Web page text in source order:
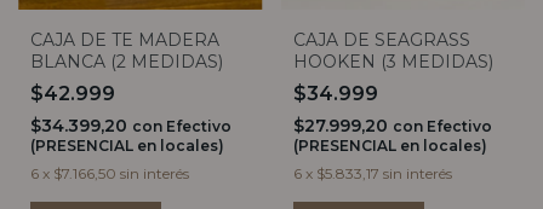
CAJA DE TE MADERA
BLANCA (2 MEDIDAS)
$42.999
$34.399,20 con Efectivo
(PRESENCIAL en locales)
6 x $7.166,50 sin interés
CAJA DE SEAGRASS
HOOKEN (3 MEDIDAS)
$34.999
$27.999,20 con Efectivo
(PRESENCIAL en locales)
6 x $5.833,17 sin interés